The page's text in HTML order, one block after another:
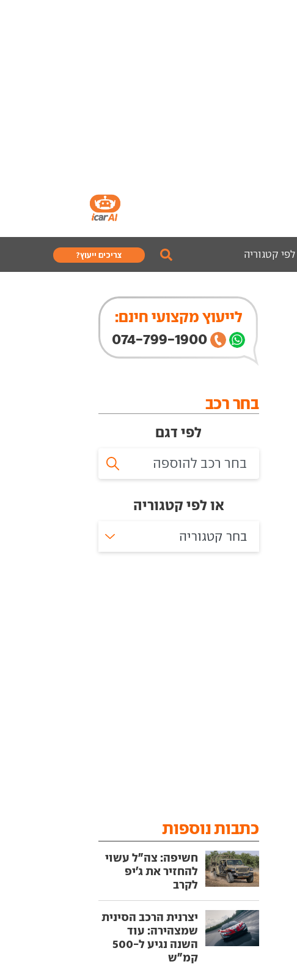
קטגוריה צריכים ייעוץ?
לייעוץ מקצועי חינם:
074-799-1900
בחר רכב
לפי דגם
או לפי קטגוריה
בחר קטגוריה
כתבות נוספות
חשיפה: צה"ל עשוי
להחזיר את ג'יפ
לקרב
יצרנית הרכב הסינית
שמצהירה: עוד
השנה נגיע ל-500
קמ"ש